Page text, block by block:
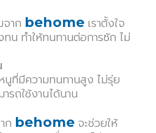
จาก behome เราตั้งใจ
ทน ทำให้ทนทานต่อการซัก ไม่
ที่มีความทนทานสูง ไม่รุ่ย
รถใช้งานได้นาน
ก behome จะช่วยให้